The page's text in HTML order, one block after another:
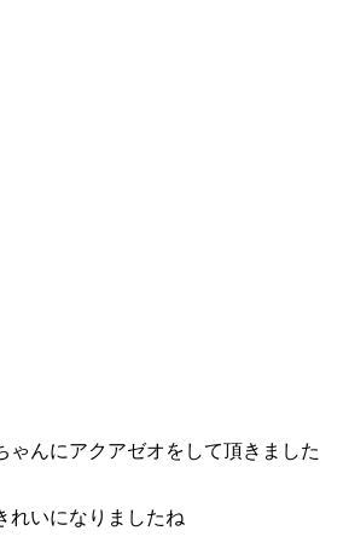
ゃんにアクアゼオをして頂きました
れいになりましたね